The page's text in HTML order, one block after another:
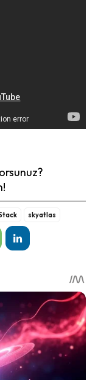
skyatlas